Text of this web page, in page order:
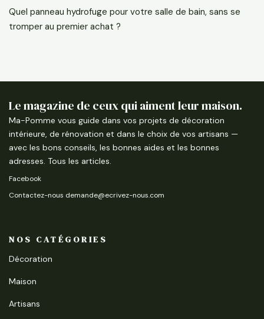
Quel panneau hydrofuge pour votre salle de bain, sans se
tromper au premier achat ?
Le magazine de ceux qui aiment leur maison.
Ma-Pomme vous guide dans vos projets de décoration
intérieure, de rénovation et dans le choix de vos artisans —
avec les bons conseils, les bonnes aides et les bonnes
adresses. Tous les articles.
Facebook
Contactez-nous demande@ecrivez-nous.com
NOS CATÉGORIES
Décoration
Maison
Artisans